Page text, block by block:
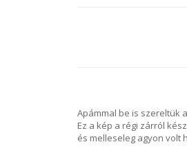
Apámmal be is szereltük
Ez a kép a régi zárról
és melleseleg agyon volt